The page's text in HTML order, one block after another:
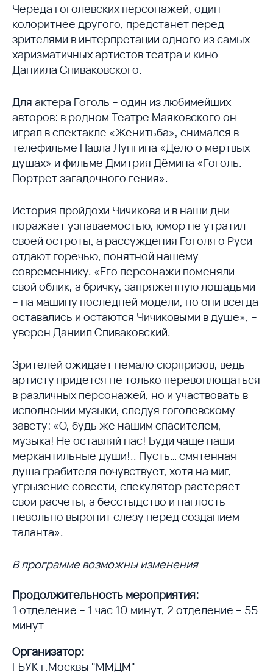
Череда гоголевских персонажей, один
колоритнее другого, предстанет перед
зрителями в интерпретации одного из самых
харизматичных артистов театра и кино
Даниила Спиваковского.
Для актера Гоголь – один из любимейших
авторов: в родном Театре Маяковского он
играл в спектакле «Женитьба», снимался в
телефильме Павла Лунгина «Дело о мертвых
душах» и фильме Дмитрия Дёмина «Гоголь.
Портрет загадочного гения».
История пройдохи Чичикова и в наши дни
поражает узнаваемостью, юмор не утратил
своей остроты, а рассуждения Гоголя о Руси
отдают горечью, понятной нашему
современнику. «Его персонажи поменяли
свой облик, а бричку, запряженную лошадьми
– на машину последней модели, но они всегда
оставались и остаются Чичиковыми в душе», –
уверен Даниил Спиваковский.
Зрителей ожидает немало сюрпризов, ведь
артисту придется не только перевоплощаться
в различных персонажей, но и участвовать в
исполнении музыки, следуя гоголевскому
завету: «О, будь же нашим спасителем,
музыка! Не оставляй нас! Буди чаще наши
меркантильные души!.. Пусть… смятенная
душа грабителя почувствует, хотя на миг,
угрызение совести, спекулятор растеряет
свои расчеты, а бесстыдство и наглость
невольно выронит слезу перед созданием
таланта».
В программе возможны изменения
Продолжительность мероприятия:
1 отделение – 1 час 10 минут, 2 отделение – 55
минут
Организатор:
ГБУК г.Москвы "ММДМ"